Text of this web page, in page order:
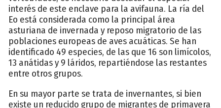
interés de este enclave para la avifauna. La ría del
Eo está considerada como la principal área
asturiana de invernada y reposo migratorio de las
poblaciones europeas de aves acuáticas. Se han
identificado 49 especies, de las que 16 son limícolos,
13 anátidas y 9 láridos, repartiéndose las restantes
entre otros grupos.
En su mayor parte se trata de invernantes, si bien
existe un reducido grupo de migrantes de primavera